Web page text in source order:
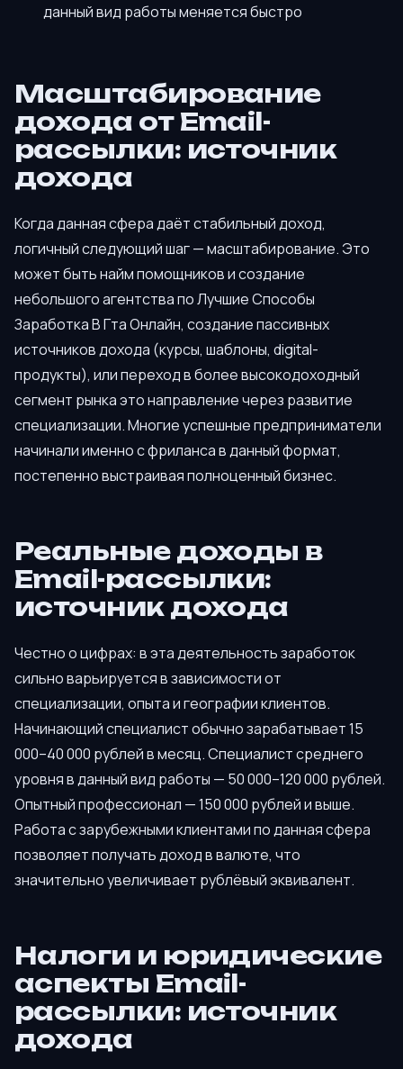
данный вид работы меняется быстро
Масштабирование
дохода от Email-
рассылки: источник
дохода
Когда данная сфера даёт стабильный доход,
логичный следующий шаг — масштабирование. Это
может быть найм помощников и создание
небольшого агентства по Лучшие Способы
Заработка В Гта Онлайн, создание пассивных
источников дохода (курсы, шаблоны, digital-
продукты), или переход в более высокодоходный
сегмент рынка это направление через развитие
специализации. Многие успешные предприниматели
начинали именно с фриланса в данный формат,
постепенно выстраивая полноценный бизнес.
Реальные доходы в
Email-рассылки:
источник дохода
Честно о цифрах: в эта деятельность заработок
сильно варьируется в зависимости от
специализации, опыта и географии клиентов.
Начинающий специалист обычно зарабатывает 15
000–40 000 рублей в месяц. Специалист среднего
уровня в данный вид работы — 50 000–120 000 рублей.
Опытный профессионал — 150 000 рублей и выше.
Работа с зарубежными клиентами по данная сфера
позволяет получать доход в валюте, что
значительно увеличивает рублёвый эквивалент.
Налоги и юридические
аспекты Email-
рассылки: источник
дохода